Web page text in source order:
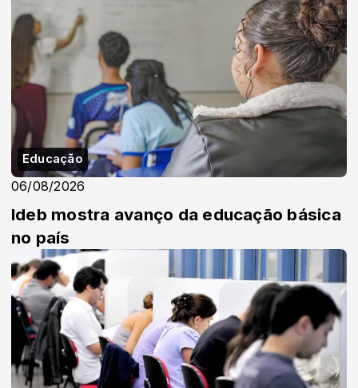
Educação
06/08/2026
Ideb mostra avanço da educação básica
no país